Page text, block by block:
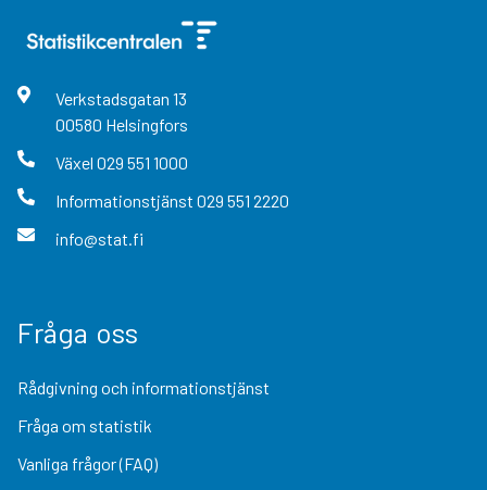
Verkstadsgatan 13
00580 Helsingfors
Växel 029 551 1000
Informationstjänst 029 551 2220
info@stat.fi
Fråga oss
Rådgivning och informationstjänst
Fråga om statistik
Vanliga frågor (FAQ)